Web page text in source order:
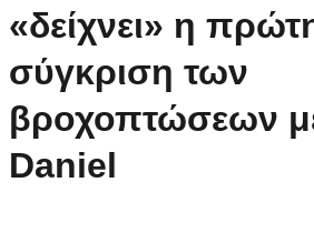
«δείχνει» η
σύγκριση των
βροχοπτώσεων
Daniel